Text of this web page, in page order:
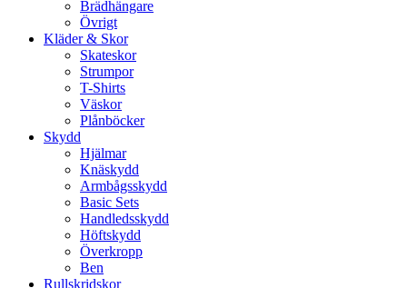
Brädhängare
Övrigt
Kläder & Skor
Skateskor
Strumpor
T-Shirts
Väskor
Plånböcker
Skydd
Hjälmar
Knäskydd
Armbågsskydd
Basic Sets
Handledsskydd
Höftskydd
Överkropp
Ben
Rullskridskor